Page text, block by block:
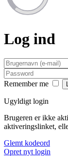
Log ind
Remember me
Ugyldigt login
Brugeren er ikke
aktiveringslinket,
Glemt kodeord
Opret nyt login